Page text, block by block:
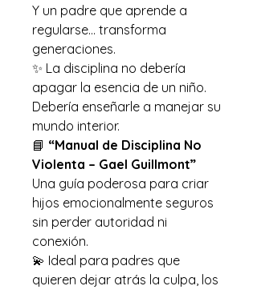
Y un padre que aprende a
regularse… transforma
generaciones.
✨ La disciplina no debería
apagar la esencia de un niño.
Debería enseñarle a manejar su
mundo interior.
📘 “Manual de Disciplina No
Violenta – Gael Guillmont”
Una guía poderosa para criar
hijos emocionalmente seguros
sin perder autoridad ni
conexión.
💫 Ideal para padres que
quieren dejar atrás la culpa, los